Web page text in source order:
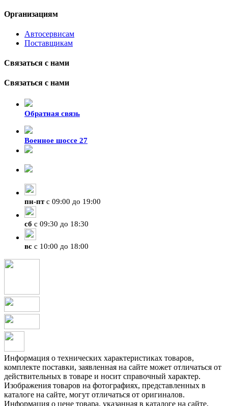
Организациям
Автосервисам
Поставщикам
Связаться с нами
Связаться с нами
Обратная связь
Военное шоссе 27
пн-птс 09:00 до 19:00
сб с 09:30 до 18:30
вс с 10:00 до 18:00
Информация о технических характеристиках товаров,
комплекте поставки, заявленная на сайте может отличаться от
действительных в товаре и носит справочный характер.
Изображения товаров на фотографиях, представленных в
каталоге на сайте, могут отличаться от оригиналов.
Информация о цене товара, указанная в каталоге на сайте,